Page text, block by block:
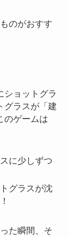
のがおすす
ショットグラ
グラスが「建
のゲームは
に少しずつ
グラスが沈
た瞬間、そ